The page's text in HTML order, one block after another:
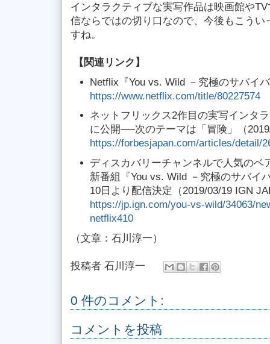
インタラクティブな実写作品は映画館や
信ならではの切り口なので、今後もこう
すね。
【関連リンク】
Netflix『You vs. Wild －究極のサバイ
https://www.netflix.com/title/80227574
ネットフリックス2作目の実写インタ
に公開──次のテーマは「冒険」（
https://forbesjapan.com/articles/detail/
ディスカバリーチャンネルで人気のベ
新番組『You vs. Wild －究極のサバイ
10日より配信決定（2019/03/19 IGN
https://jp.ign.com/you-vs-wild/34063/
netflix410
（文章：石川淳一）
投稿者 石川淳一
0 件のコメント:
コメントを投稿